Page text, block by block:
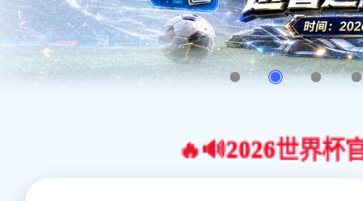
🔥🔊2026世界杯官网合